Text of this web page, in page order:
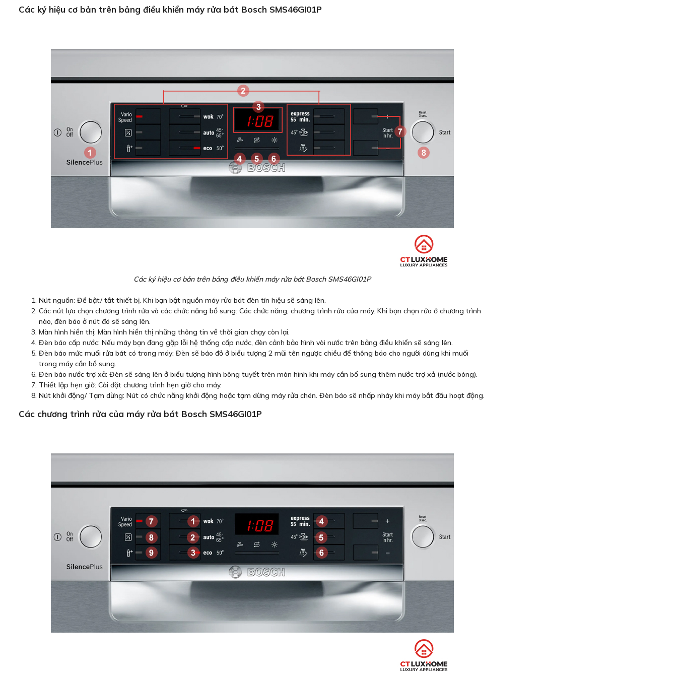
Các ký hiệu cơ bản trên bảng điều khiển máy rửa bát Bosch SMS46GI01P
Các ký hiệu cơ bản trên bảng điều khiển máy rửa bát Bosch SMS46GI01P
Nút nguồn: Để bật/ tắt thiết bị. Khi bạn bật nguồn máy rửa bát đèn tín hiệu sẽ sáng lên.
Các nút lựa chọn chương trình rửa và các chức năng bổ sung: Các chức năng, chương trình rửa của máy. Khi bạn chọn rửa ở chương trình
nào, đèn báo ở nút đó sẽ sáng lên.
Màn hình hiển thị: Màn hình hiển thị những thông tin về thời gian chạy còn lại.
Đèn báo cấp nước: Nếu máy bạn đang gặp lỗi hệ thống cấp nước, đèn cảnh bảo hình vòi nước trên bảng điều khiển sẽ sáng lên.
Đèn báo mức muối rửa bát có trong máy: Đèn sẽ báo đỏ ở biểu tượng 2 mũi tên ngược chiều để thông báo cho người dùng khi muối
trong máy cần bổ sung.
Đèn báo nước trợ xả: Đèn sẽ sáng lên ở biểu tượng hình bông tuyết trên màn hình khi máy cần bổ sung thêm nước trợ xả (nước bóng).
Thiết lập hẹn giờ: Cài đặt chương trình hẹn giờ cho máy.
Nút khởi động/ Tạm dừng: Nút có chức năng khởi động hoặc tạm dừng máy rửa chén. Đèn báo sẽ nhấp nháy khi máy bắt đầu hoạt động.
Các chương trình rửa của máy rửa bát Bosch SMS46GI01P